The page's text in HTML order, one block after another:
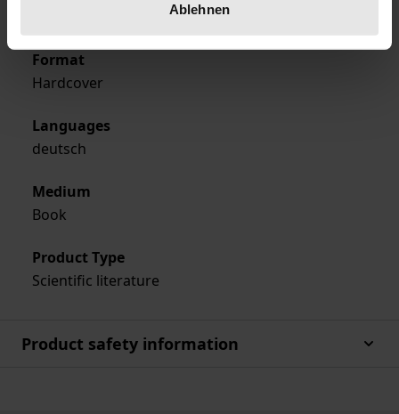
Ablehnen
Format
Hardcover
Languages
deutsch
Medium
Book
Product Type
Scientific literature
Product safety information